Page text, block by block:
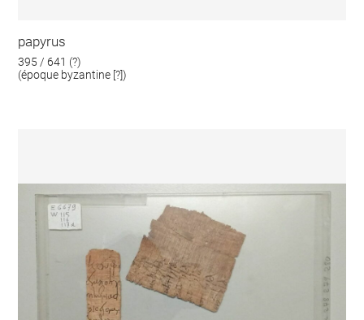
papyrus
395 / 641 (?)
(époque byzantine [?])